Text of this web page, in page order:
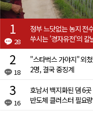
28
정부 느닷없는 농지 전
쑤시는 '경자유전'의 칼
18
"스타벅스 가야지" 외
2명, 결국 중징계
16
호남서 백지화된 댐 6
반도체 클러스터 필요